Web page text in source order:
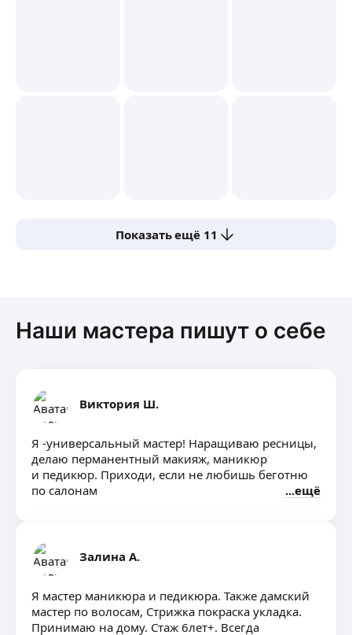
Показать ещё 11
Наши мастера пишут о себе
Виктория Ш.
Я -универсальный мастер! Наращиваю ресницы,
делаю перманентный макияж, маникюр
и педикюр. Приходи, если не любишь беготню
по салонам
ещё
Залина А.
Я мастер маникюра и педикюра. Также дамский
мастер по волосам, Стрижка покраска укладка.
Принимаю на дому. Стаж 6лет+. Всегда